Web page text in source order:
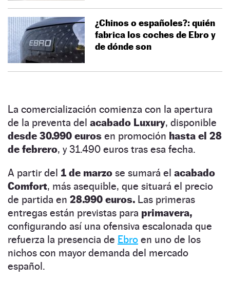
¿Chinos o españoles?: quién
fabrica los coches de Ebro y
de dónde son
La comercialización comienza con la apertura
de la preventa del acabado Luxury, disponible
desde 30.990 euros en promoción hasta el 28
de febrero, y 31.490 euros tras esa fecha.
A partir del 1 de marzo se sumará el acabado
Comfort, más asequible, que situará el precio
de partida en 28.990 euros. Las primeras
entregas están previstas para primavera,
configurando así una ofensiva escalonada que
refuerza la presencia de Ebro en uno de los
nichos con mayor demanda del mercado
español.